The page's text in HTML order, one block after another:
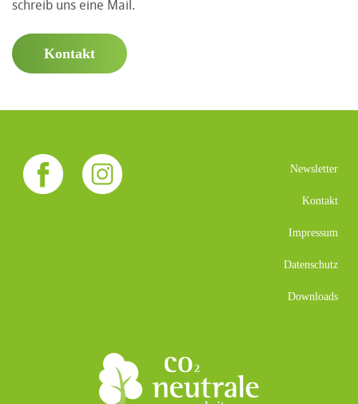
schreib uns eine Mail.
Kontakt
Newsletter
Kontakt
Impressum
Datenschutz
Downloads